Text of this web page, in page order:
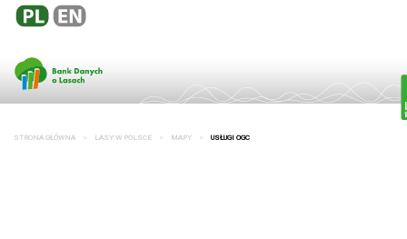
STRONA GŁÓWNA LASY W POLSCE MAPY USŁUGI OGC